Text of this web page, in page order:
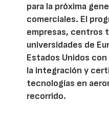
para la próxima
comerciales. El
empresas, centros
universidades de
Estados Unidos
la integración y
tecnologías en
recorrido.